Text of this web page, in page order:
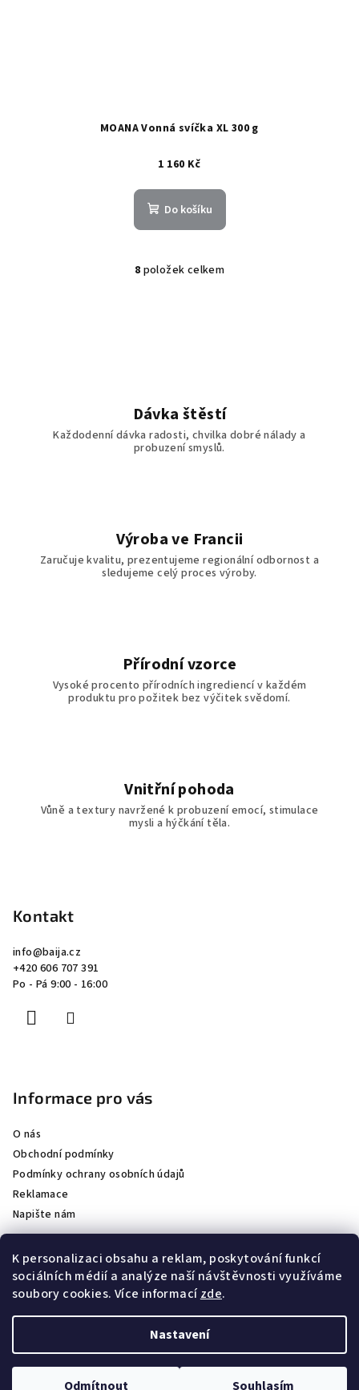
K personalizaci obsahu a reklam, poskytování funkcí
sociálních médií a analýze naší návštěvnosti využíváme
soubory cookies. Více informacízde.
Nastavení
Odmítnout Souhlasím
MOANA Vonná svíčka XL 300 g
1 160 Kč
Do košíku
O
p
r
ý
p
i
8 položek celkem
Dávka štěstí
Každodenní dávka radosti, chvilka dobré nálady a
probuzení smyslů.
Výroba ve Francii
Zaručuje kvalitu, prezentujeme regionální odbornost a
sledujeme celý proces výroby.
Přírodní vzorce
Vysoké procento přírodních ingrediencí v každém
produktu pro požitek bez výčitek svědomí.
Vnitřní pohoda
Vůně a textury navržené k probuzení emocí, stimulace
mysli a hýčkání těla.
Kontakt
info@baija.cz
+420 606 707 391
Po - Pá 9:00 - 16:00
Informace pro vás
O nás
Obchodní podmínky
Podmínky ochrany osobních údajů
Reklamace
Napište nám
Partneři
Staňte se naším partnerem
nastavení cookies